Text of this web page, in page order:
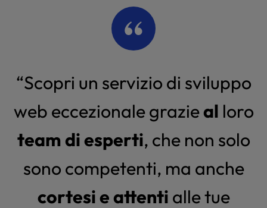
“Scopri un servizio di sviluppo
web eccezionale grazieal loro
team di esperti, che non solo
sono competenti, ma anche
cortesi e attenti alle tue